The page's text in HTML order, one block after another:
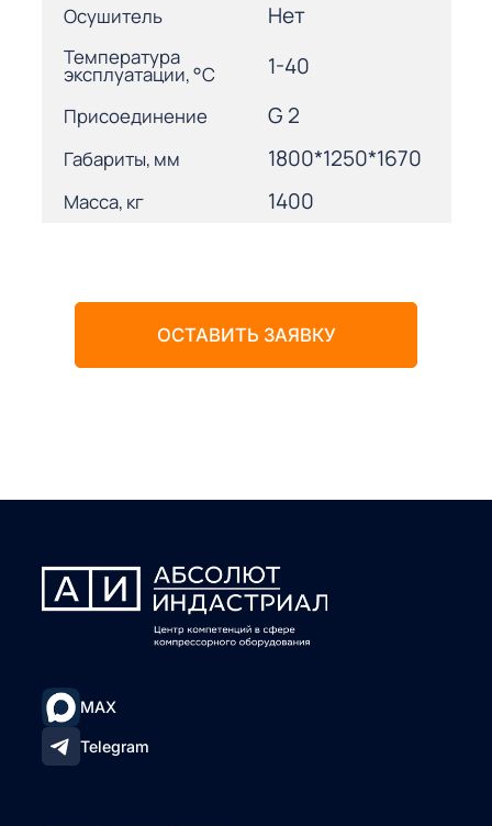
Осушитель Нет
Температура
эксплуатации, °С 1-40
Присоединение G 2
Габариты, мм 1800*1250*1670
Масса, кг 1400
ОСТАВИТЬ ЗАЯВКУ
MAX
Telegram